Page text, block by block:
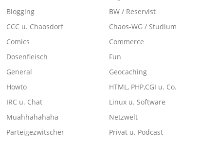
Blogging
BW / Reservist
CCC u. Chaosdorf
Chaos-WG / Studium
Comics
Commerce
Dosenfleisch
Fun
General
Geocaching
Howto
HTML, PHP,CGI u. Co.
IRC u. Chat
Linux u. Software
Muahhahahaha
Netzwelt
Parteigezwitscher
Privat u. Podcast